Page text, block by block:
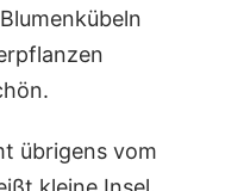
übrigens vom